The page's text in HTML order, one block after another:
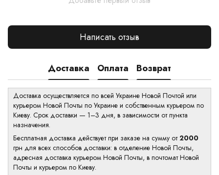
Написать отзыв
Доставка Оплата Возврат
Доставка осуществляется по всей Украине Новой Почтой или
курьером Новой Почты по Украине и собственным курьером по
Киеву. Срок доставки — 1–3 дня, в зависимости от пункта
назначения.
Бесплатная доставка действует при заказе на сумму от2000
грн для всех способов доставки: в отделение Новой Почты,
адресная доставка курьером Новой Почты, в почтомат Новой
Почты и курьером по Киеву.